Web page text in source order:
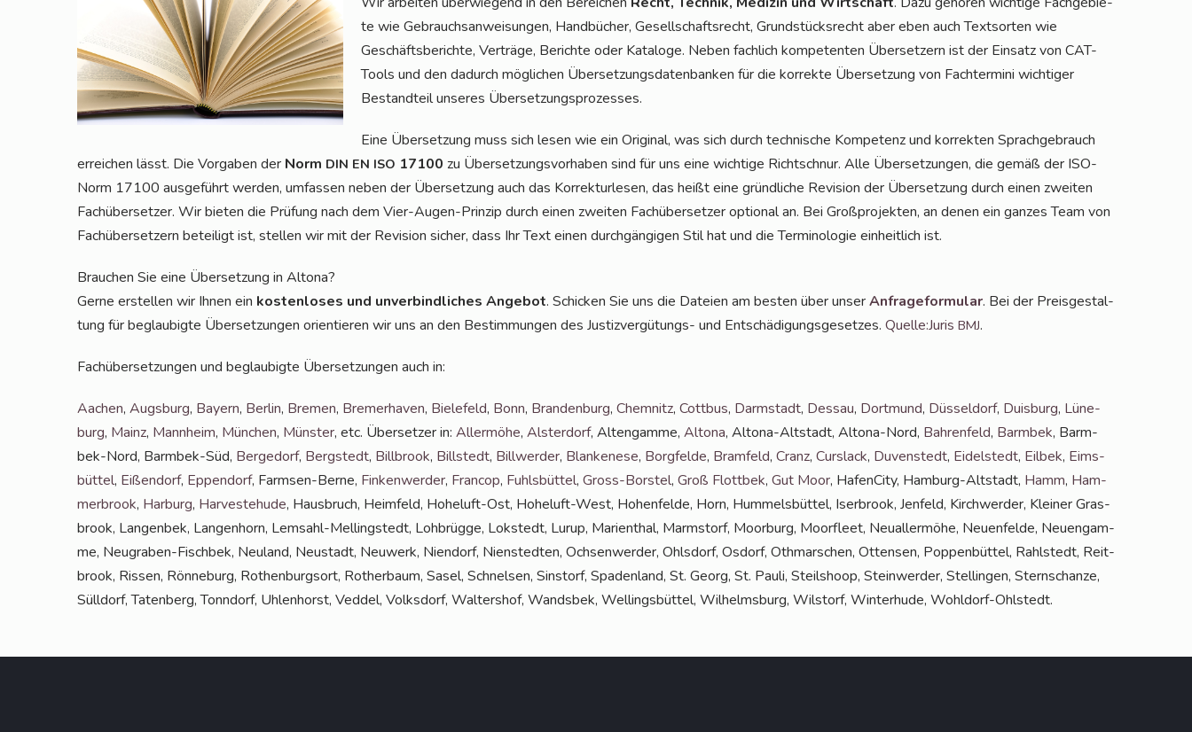
te wie Gebrauchs­an­wei­sun­gen, Hand­bü­cher, Gesell­schafts­recht, Grund­stücks­recht aber eben auch Text­sor­ten wie
Geschäfts­be­rich­te, Ver­trä­ge, Berich­te oder Kata­lo­ge. Neben fach­lich kom­pe­ten­ten Über­set­zern ist der Ein­satz von CAT-
Tools und den dadurch mög­li­chen Über­set­zungs­da­ten­ban­ken für die kor­rek­te Über­set­zung von Fach­ter­mi­ni wich­ti­ger
Bestand­teil unse­res Übersetzungsprozesses.
Eine Über­set­zung muss sich lesen wie ein Ori­gi­nal, was sich durch tech­ni­sche Kom­pe­tenz und kor­rek­ten Sprach­ge­brauch
errei­chen lässt. Die Vor­ga­ben der Norm DIN EN ISO 17100 zu Über­set­zungs­vor­ha­ben sind für uns eine wich­ti­ge Richt­schnur. Alle Über­set­zun­gen, die gemäß der ISO-
Norm 17100 aus­ge­führt wer­den, umfas­sen neben der Über­set­zung auch das Kor­rek­tur­le­sen, das heißt eine gründ­li­che Revi­si­on der Über­set­zung durch einen zwei­ten
Fach­über­set­zer. Wir bie­ten die Prü­fung nach dem Vier-Augen-Prin­zip durch einen zwei­ten Fach­über­set­zer optio­nal an. Bei Groß­pro­jek­ten, an denen ein gan­zes Team von
Fach­über­set­zern betei­ligt ist, stel­len wir mit der Revi­si­on sicher, dass Ihr Text einen durch­gän­gi­gen Stil hat und die Ter­mi­no­lo­gie ein­heit­lich ist.
Brau­chen Sie eine Über­set­zung in Altona?
Ger­ne erstel­len wir Ihnen ein kos­ten­lo­ses und unver­bind­li­ches Ange­bot. Schi­cken Sie uns die Datei­en am bes­ten über unserAnfra­ge­for­mu­lar. Bei der Preis­ge­stal­
tung für beglau­big­te Über­set­zun­gen ori­en­tie­ren wir uns an den Bestim­mun­gen des Jus­tiz­ver­gü­tungs- und Ent­schä­di­gungs­ge­set­zes. Quelle:Juris BMJ.
Fach­über­set­zun­gen und beglau­big­te Über­set­zun­gen auch in:
Aachen, Augs­burg, Bay­ern, Ber­lin, Bre­men, Bre­mer­ha­ven, Bie­le­feld, Bonn, Bran­den­burg, Chem­nitz, Cott­bus, Darm­stadt, Des­sau, Dort­mund, Düs­sel­dorf, Duis­burg, Lüne­
burg, Mainz, Mann­heim, Mün­chen, Müns­ter, etc. Über­set­zer in: Aller­mö­he, Als­ter­dorf, Alten­gam­me, Alto­na, Alto­na-Alt­stadt, Alto­na-Nord, Bah­ren­feld, Barm­bek, Barm­
bek-Nord, Barm­bek-Süd, Ber­ge­dorf, Berg­stedt, Bill­brook, Bill­stedt, Bill­wer­der, Blan­ke­ne­se, Borg­fel­de, Bramfeld, Cranz, Curs­lack, Duven­stedt, Eidel­stedt, Eil­bek, Eims­
büt­tel, Eißen­dorf, Eppen­dorf, Farm­sen-Ber­ne, Fin­ken­wer­der, Fran­cop, Fuhls­büt­tel, Gross-Bors­tel, Groß Flott­bek, Gut Moor, Hafen­Ci­ty, Ham­burg-Alt­stadt, Hamm, Ham­
mer­brook, Har­burg, Har­ve­ste­hu­de, Haus­bruch, Heim­feld, Hohe­luft-Ost, Hohe­luft-West, Hohen­fel­de, Horn, Hum­mels­büt­tel, Iser­brook, Jen­feld, Kirch­wer­der, Klei­ner Gras­
brook, Lan­gen­bek, Lan­gen­horn, Lem­sahl-Mel­ling­s­tedt, Loh­brüg­ge, Lok­stedt, Lurup, Mari­en­thal, Marmstorf, Moor­burg, Moor­fleet, Neu­al­ler­mö­he, Neu­en­fel­de, Neu­en­gam­
me, Neu­gra­ben-Fisch­bek, Neu­land, Neu­stadt, Neu­werk, Nien­dorf, Nien­sted­ten, Och­sen­wer­der, Ohls­dorf, Osdorf, Oth­mar­schen, Otten­sen, Pop­pen­büt­tel, Rahl­stedt, Reit­
brook, Ris­sen, Rön­ne­burg, Rothen­burg­sort, Rother­baum, Sasel, Schnel­sen, Sinstorf, Spa­den­land, St. Georg, St. Pau­li, Steil­shoop, Stein­wer­der, Stel­lin­gen, Stern­schan­ze,
Süll­dorf, Taten­berg, Tonn­dorf, Uhlen­horst, Ved­del, Volks­dorf, Wal­ters­hof, Wands­bek, Wel­lings­büt­tel, Wil­helms­burg, Wilstorf, Win­ter­hu­de, Wohldorf-Ohlstedt.